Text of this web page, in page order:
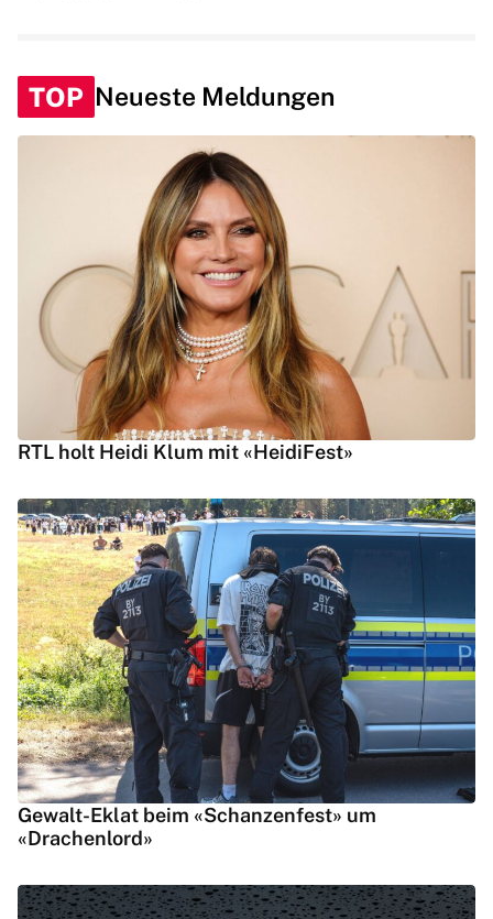
TOP Neueste Meldungen
RTL holt Heidi Klum mit «HeidiFest»
Gewalt-Eklat beim «Schanzenfest» um
«Drachenlord»